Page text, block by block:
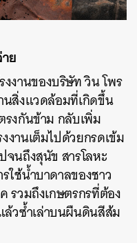
ย
งานของบริษัท วิน โพร
นสิ่งแวดล้อมที่เกิดขึ้น
งกันข้าม กลับเพิ่ม
งานเต็มไปด้วยกรดเข้ม
นถึงสุนัข สารโลหะ
ใช้น้ำบาดาลของชาว
รวมถึงเกษตรกรที่ต้อง
วซ้ำเล่าบนผืนดินสีส้ม